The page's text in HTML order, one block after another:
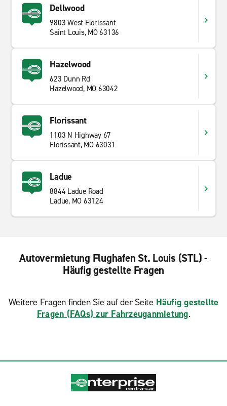
Dellwood
9803 West Florissant
Saint Louis, MO 63136
Hazelwood
623 Dunn Rd
Hazelwood, MO 63042
Florissant
1103 N Highway 67
Florissant, MO 63031
Ladue
8844 Ladue Road
Ladue, MO 63124
Autovermietung Flughafen St. Louis (STL) -
Häufig gestellte Fragen
Weitere Fragen finden Sie auf der Seite Häufig gestellte
Fragen (FAQs) zur Fahrzeuganmietung.